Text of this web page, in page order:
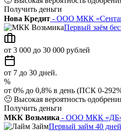
Получить деньги
Нова Кредит - ООО МКК
Первый заём
от 3 000 до 30 000 рублей
от 7 до 30 дней.
%
от 0% до 0,8% в день (ПСК 0-
🙂 Высокая вероятность
Получить деньги
МКК Возьмика - ООО МКК
Первый займ 40